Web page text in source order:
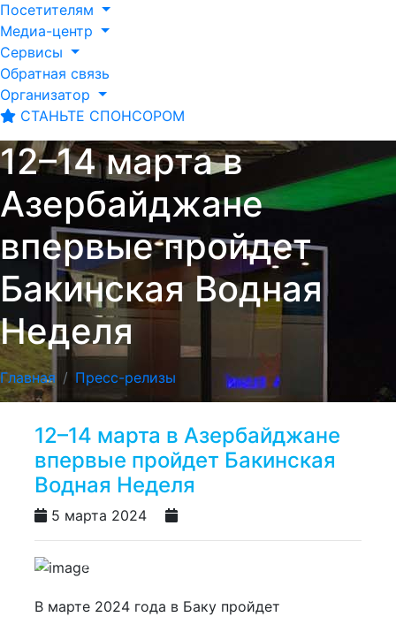
Посетителям
Медиа-центр
Сервисы
Обратная связь
Организатор
СТАНЬТЕ СПОНСОРОМ
12–14 марта в
Азербайджане
впервые пройдет
Бакинская Водная
Неделя
Главная Пресс-релизы
12–14 марта в Азербайджане
впервые пройдет Бакинская
Водная Неделя
5 марта 2024
PreviousNext
В марте 2024 года в Баку пройдет